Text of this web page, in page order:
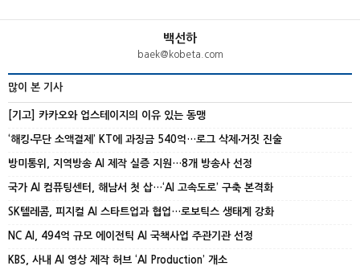
백선하
baek@kobeta.com
많이 본 기사
[기고] 카카오와 업스테이지의 이유 있는 동맹
‘해킹‧무단 소액결제’ KT에 과징금 540억…로그 삭제‧거짓 진술
방미통위, 지역방송 AI 제작 실증 지원…8개 방송사 선정
국가 AI 컴퓨팅센터, 해남서 첫 삽…‘AI 고속도로’ 구축 본격화
SK텔레콤, 피지컬 AI 스타트업과 협업…로보틱스 생태계 강화
NC AI, 494억 규모 에이전틱 AI 국책사업 주관기관 선정
KBS, 사내 AI 영상 제작 허브 ‘AI Production’ 개소